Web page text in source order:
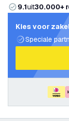
9.1uit30.000+
Kies voor
Speciale